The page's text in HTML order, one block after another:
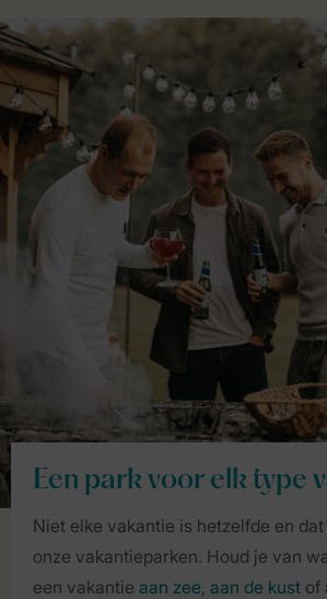
Een park voor elk type
Niet elke vakantie is hetzelfde en
onze vakantieparken. Houd je van
een vakantie aan zee, aan de kust of